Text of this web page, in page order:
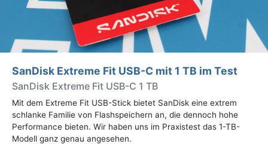
SanDisk Extreme Fit USB-C mit 1 TB im Test
SanDisk Extreme Fit USB-C 1 TB
Mit dem Extreme Fit USB-Stick bietet SanDisk eine extrem
schlanke Familie von Flashspeichern an, die dennoch hohe
Performance bieten. Wir haben uns im Praxistest das 1-TB-
Modell ganz genau angesehen.